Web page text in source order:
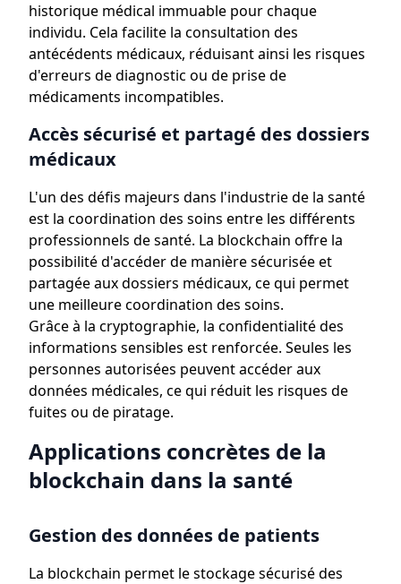
historique médical immuable pour chaque
individu. Cela facilite la consultation des
antécédents médicaux, réduisant ainsi les risques
d'erreurs de diagnostic ou de prise de
médicaments incompatibles.
Accès sécurisé et partagé des dossiers
médicaux
L'un des défis majeurs dans l'industrie de la santé
est la coordination des soins entre les différents
professionnels de santé. La blockchain offre la
possibilité d'accéder de manière sécurisée et
partagée aux dossiers médicaux, ce qui permet
une meilleure coordination des soins.
Grâce à la cryptographie, la confidentialité des
informations sensibles est renforcée. Seules les
personnes autorisées peuvent accéder aux
données médicales, ce qui réduit les risques de
fuites ou de piratage.
Applications concrètes de la
blockchain dans la santé
Gestion des données de patients
La blockchain permet le stockage sécurisé des